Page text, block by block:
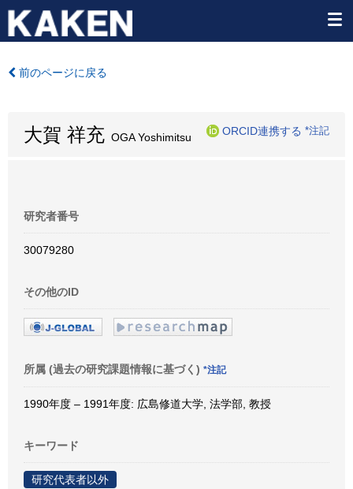
前のページに戻る
大賀 祥充 OGA Yoshimitsu
ORCID連携する *注記
研究者番号
30079280
その他のID
所属 (過去の研究課題情報に基づく) *注記
1990年度 – 1991年度: 広島修道大学, 法学部, 教授
キーワード
研究代表者以外